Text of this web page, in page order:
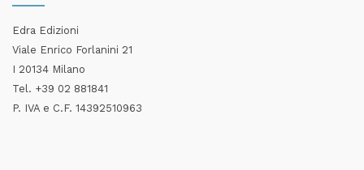
Edra Edizioni
Viale Enrico Forlanini 21
I 20134 Milano
Tel. +39 02 881841
P. IVA e C.F. 14392510963